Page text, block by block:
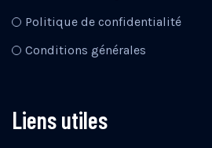
Politique de confidentialité
Conditions générales
Liens utiles